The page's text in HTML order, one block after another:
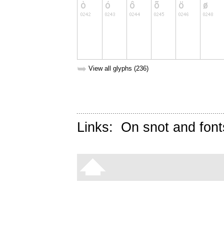
➥ View all glyphs (236)
Links: On snot and